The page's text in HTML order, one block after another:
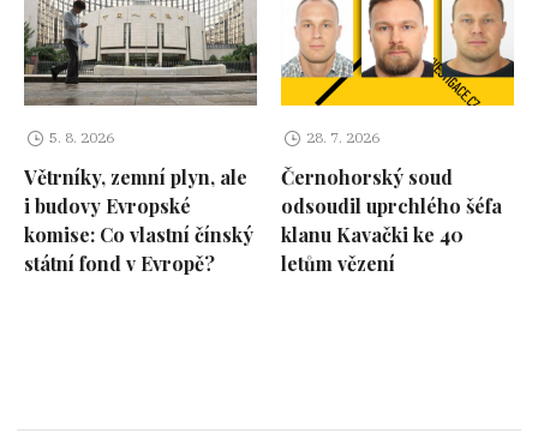
5. 8. 2026
Větrníky, zemní plyn, ale
i budovy Evropské
komise: Co vlastní čínský
státní fond v Evropě?
28. 7. 2026
Černohorský soud
odsoudil uprchlého šéfa
klanu Kavački ke 40
letům vězení